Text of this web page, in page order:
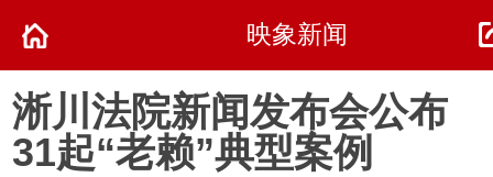
映象新闻
淅川法院新闻发布会公布
31起“老赖”典型案例